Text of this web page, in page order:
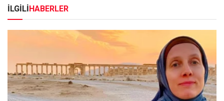
İLGİLİHABERLER